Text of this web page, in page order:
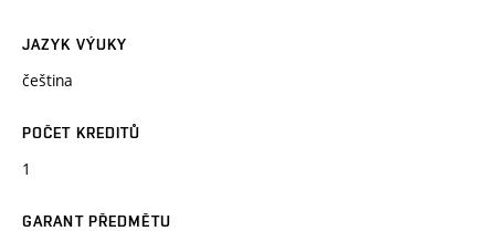
JAZYK VÝUKY
čeština
POČET KREDITŮ
1
GARANT PŘEDMĚTU